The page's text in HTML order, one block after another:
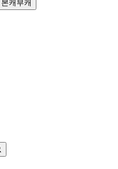
본캐부캐